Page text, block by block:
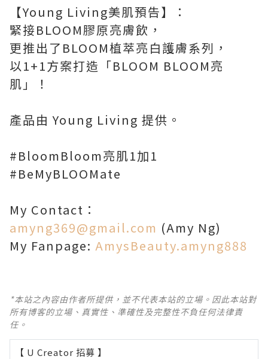
【Young Living美肌預告】：
緊接BLOOM膠原亮膚飲，
更推出了BLOOM植萃亮白護膚系列，
以1+1方案打造「BLOOM BLOOM亮
肌」！
產品由 Young Living 提供。
#BloomBloom亮肌1加1
#BeMyBLOOMate
My Contact：
amyng369@gmail.com (Amy Ng)
My Fanpage: AmysBeauty.amyng888
*本站之內容由作者所提供，並不代表本站的立場。因此本站對
所有博客的立場、真實性、準確性及完整性不負任何法律責
任。
【 U Creator 招募 】